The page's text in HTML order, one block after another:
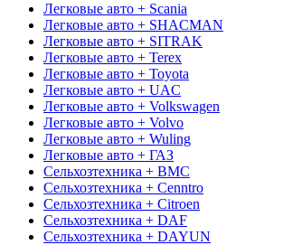
Легковые авто + Scania
Легковые авто + SHACMAN
Легковые авто + SITRAK
Легковые авто + Terex
Легковые авто + Toyota
Легковые авто + UAC
Легковые авто + Volkswagen
Легковые авто + Volvo
Легковые авто + Wuling
Легковые авто + ГАЗ
Сельхозтехника + BMC
Сельхозтехника + Cenntro
Сельхозтехника + Citroen
Сельхозтехника + DAF
Сельхозтехника + DAYUN